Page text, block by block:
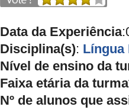
Data da Experiência:
Disciplina(s): Língua
Nível de ensino da
Faixa etária da
Nº de alunos que